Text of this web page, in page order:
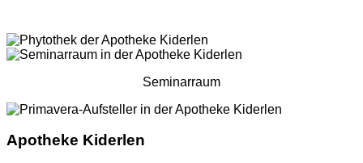
Seminarraum
Apotheke Kiderlen